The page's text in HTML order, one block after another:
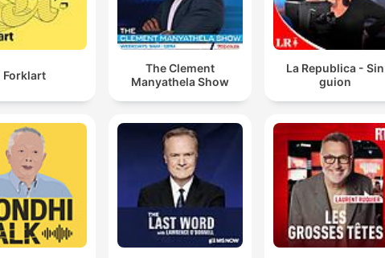
Forklart
The Clement
Manyathela Show
La Republica - Sin
guion